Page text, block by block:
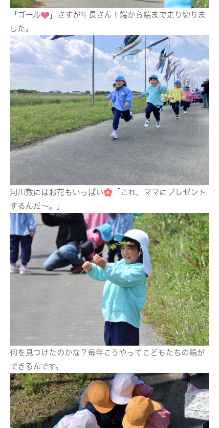
「ゴール
」さすが年長さん！端から端まで走り切りま
した。
河川敷にはお花もいっぱい
「これ、ママにプレゼント
するんだ～。」
何を見つけたのかな？毎年こうやってこどもたちの輪が
できるんです。